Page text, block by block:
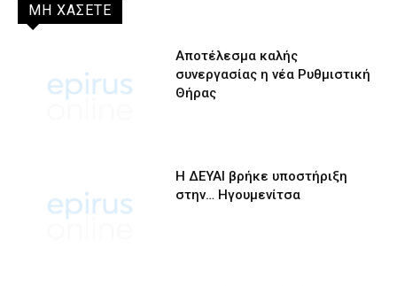
ΜΗ ΧΑΣΕΤΕ
Αποτέλεσμα καλής
συνεργασίας η νέα Ρυθμιστική
Θήρας
Η ΔΕΥΑΙ βρήκε υποστήριξη
στην… Ηγουμενίτσα